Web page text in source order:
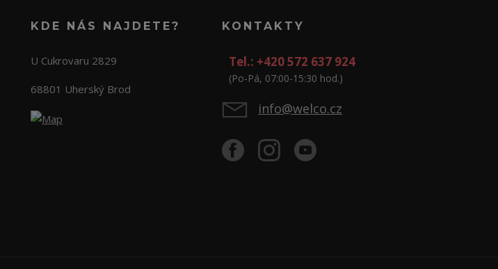
KDE NÁS NAJDETE?
U Cukrovaru 2829
68801 Uherský Brod
KONTAKTY
Tel.: +420 572 637 924
(Po-Pá, 07:00-15:30 hod.)
info@welco.cz